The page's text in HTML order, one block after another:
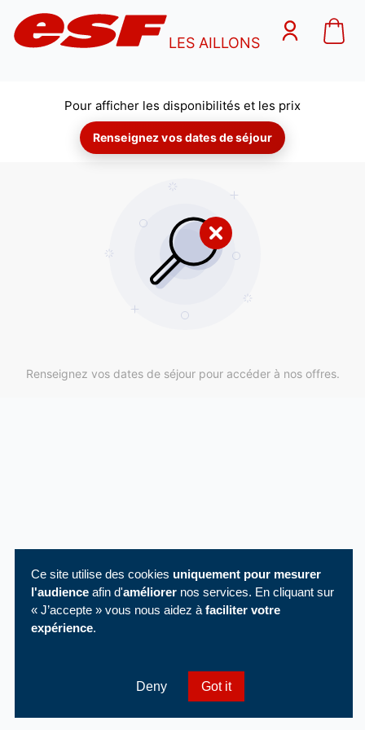
LES AILLONS
Ce site utilise des cookies uniquement pour mesurer
l'audience afin d'améliorer nos services. En cliquant sur
« J’accepte » vous nous aidez à faciliter votre
expérience.
Deny Got it
Pour afficher les disponibilités et les prix
Renseignez vos dates de séjour
Renseignez vos dates de séjour pour accéder à nos offres.